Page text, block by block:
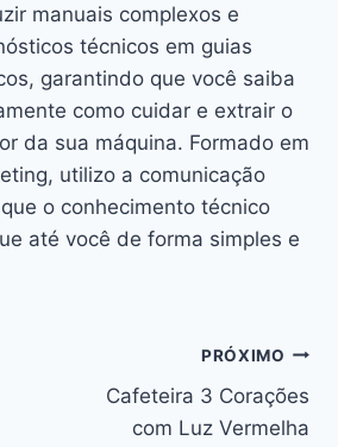
manuais complexos e
técnicos em guias
garantindo que você saiba
como cuidar e extrair o
da sua máquina. Formado em
utilizo a comunicação
o conhecimento técnico
até você de forma simples e
PRÓXIMO
Cafeteira 3 Corações
com Luz Vermelha